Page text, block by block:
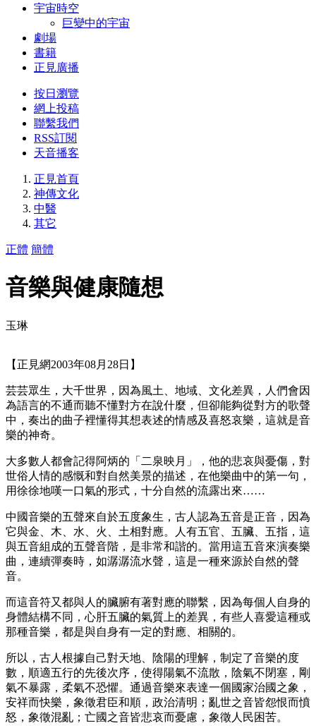
宇宙時空
巨變中的宇宙
劇場
書籍
正見廣播
按日瀏覽
網上投稿
聯繫我們
RSS訂閱
天音播客
正見首頁
神傳文化
中醫
其它
正體 簡體
音樂與健康隨想
玉琳
【正見網2003年08月28日】
芸芸眾生，大千世界，因為風土、地域、文化差異，人們會因
為語言的不通而聽不懂對方在說什麼，但卻能夠從對方的歌聲
中，奏出的曲子裡懂得其想表述的情感及喜怒哀樂，這就是音
樂的神奇。
大多數人都會記得阿炳的「二泉映月」，他的悲哀與憂傷，對
世俗人情的感慨和對自然美景的描述，在他樂曲中的第一句，
用徐徐地嘆一口氣的形式，十分自然的流露出來……
中國音樂的五聲來自於五度象生，古人認為五音是正音，因為
它與金、木、水、火、土相對應。人有五官、五臟、五指，這
與五音組成的五聲音階，是非常和諧的。當用這五音來演奏樂
曲，連續彈奏時，如潺潺流水聲，這是一種來源於自然的聲
音。
而這音符又都與人的臟腑有著對應的聯繫，因為每個人自身的
身體結構不同，心肝五臟的氣質上的差異，有些人喜愛這種或
那種音樂，都是與自身有一定的對應、相關的。
所以，古人根據自己對天地、陰陽的理解，制定了音樂的度
數，順適五行的先後次序，使得陽氣不流散，陰氣不閉塞，剛
氣不暴露，柔氣不恐懼。通過音樂來表達一個國家治國之象，
安祥而快樂，象徵君臣和順，政治清明；亂世之音皆怨恨而憤
怒，象徵混亂；亡國之音皆悲哀而憂慮，象徵人民困苦。